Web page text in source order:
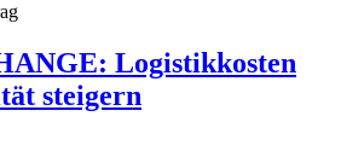
Logistikkosten
steigern